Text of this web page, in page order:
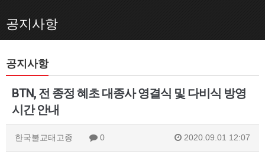
공지사항
공지사항
BTN, 전 종정 혜초 대종사 영결식 및 다비식 방영
시간 안내
한국불교태고종 0 2020.09.01 12:07